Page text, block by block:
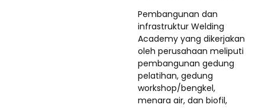
Pembangunan dan
infrastruktur Welding
Academy yang dikerjakan
oleh perusahaan meliputi
pembangunan gedung
pelatihan, gedung
workshop/bengkel,
menara air, dan biofil,